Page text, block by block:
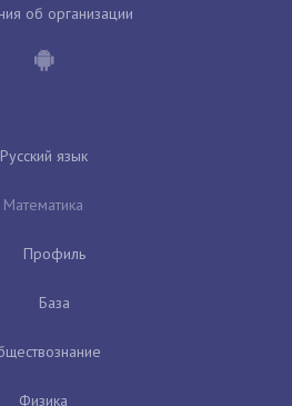
об организации
Русский язык
Математика
Профиль
База
Физика